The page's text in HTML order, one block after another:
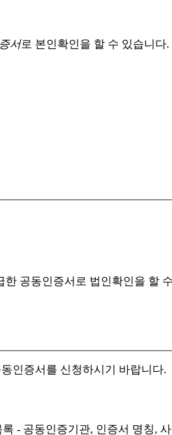
서로 본인확인을 할 수 있습니다.
한 공동인증서로 법인확인을 할
인증서를 신청하시기 바랍니다.
- 공동인증기관, 인증서 명칭,